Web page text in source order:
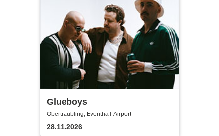
Glueboys
Obertraubling, Eventhall-Airport
28.11.2026